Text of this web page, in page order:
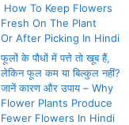
How To Keep Flowers
Fresh On The Plant
Or After Picking In Hindi
फूलों के पौधों में पत्ते तो खूब हैं,
लेकिन फूल कम या बिल्कुल नहीं?
जानें कारण और उपाय – Why
Flower Plants Produce
Fewer Flowers In Hindi